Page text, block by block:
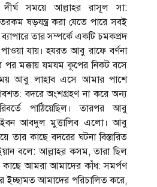
সময়ে আল্লাহর রাসূল সা:
ষড়যন্ত্র করা যেতে পারে সবই
তার সম্পর্কে একটি চমকপ্রদ
পাওয়া যায়। হযরত আবু রাফে বর্ণনা
পর মক্কায় যমযম কূপের নিকট বসে
আবু লাহাব এসে আমার পাশে
বদরে অংশগ্রহণ না করে অন্য
পাঠিয়েছিল। তারপর আবু
ইবন আবদুল মুত্তালিব এলো। আবু
তার কাছে বদরের ঘটনা বিস্তারিত
বলে: আল্লাহর কসম, তারা ছিল
আমরা আমাদের কাঁধ: সমর্পণ
ইচ্ছামত আমাদের পরিচালিত করে,